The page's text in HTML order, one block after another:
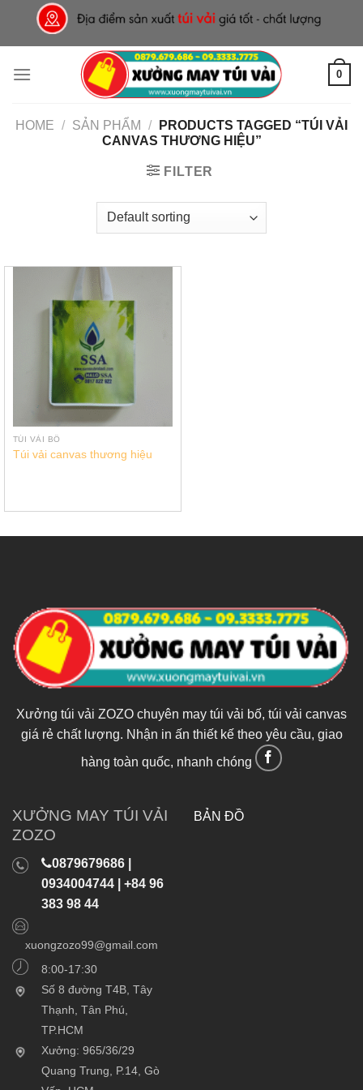
content
0
HOME / SẢN PHẨM /
PRODUCTS TAGGED “TÚI VẢI
CANVAS THƯƠNG HIỆU”
FILTER
TÚI VẢI BỐ
Túi vải canvas thương hiệu
Xưởng túi vải ZOZO chuyên may túi vải bố, túi vải canvas
giá rẻ chất lượng. Nhận in ấn thiết kế theo yêu cầu, giao
hàng toàn quốc, nhanh chóng
XƯỞNG MAY TÚI VẢI
ZOZO
0879679686 |
0934004744 | +84 96
383 98 44
xuongzozo99@gmail.com
8:00-17:30
Số 8 đường T4B, Tây
Thạnh, Tân Phú,
TP.HCM
Xưởng: 965/36/29
Quang Trung, P.14, Gò
BẢN ĐỒ